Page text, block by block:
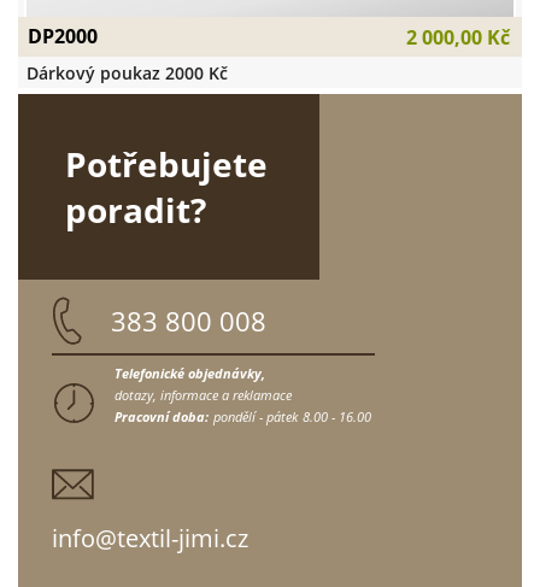
DP2000 2 000,00 Kč
Dárkový poukaz 2000 Kč
Potřebujete
poradit?
383 800 008
Telefonické objednávky,
dotazy, informace a reklamace
Pracovní doba: pondělí - pátek 8.00 - 16.00
info@textil-jimi.cz